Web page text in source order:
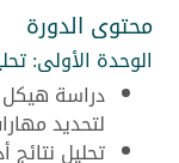
محتوى الدورة
الوحدة الأولى:
دراسة هيكل
لتحديد
تحليل